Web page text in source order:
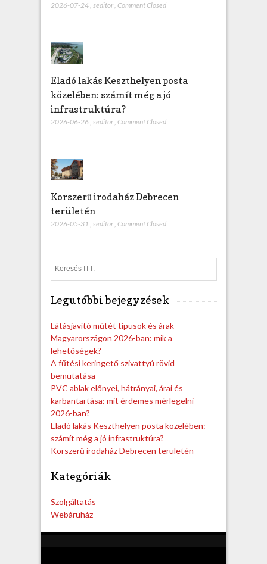
2026-07-24, seditor, Comment Closed
Eladó lakás Keszthelyen posta
közelében: számít még a jó
infrastruktúra?
2026-06-26 seditor Comment Closed
Korszerű irodaház Debrecen
területén
2026-05-31 , seditor, Comment Closed
e
Legutóbbi bejegyzések
Látásjavító műtét típusok és árak
Magyarországon 2026-ban: mik a
lehetőségek?
A fűtési keringető szivattyú rövid
bemutatása
PVC ablak előnyei, hátrányai, árai és
karbantartása: mit érdemes mérlegelni
2026-ban?
Eladó lakás Keszthelyen posta közelében:
számít még a jó infrastruktúra?
Korszerű irodaház Debrecen területén
Kategóriák
Szolgáltatás
Webáruház